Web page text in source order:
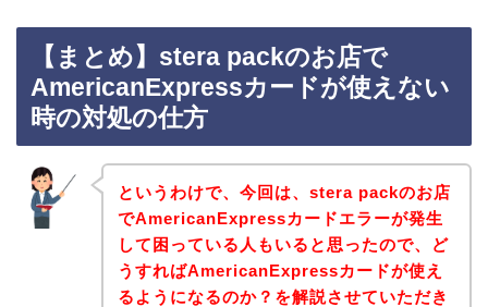
【まとめ】stera packのお店で
AmericanExpressカードが使えない
時の対処の仕方
というわけで、今回は、stera packのお店
でAmericanExpressカードエラーが発生
して困っている人もいると思ったので、ど
うすればAmericanExpressカードが使え
るようになるのか？を解説させていただき